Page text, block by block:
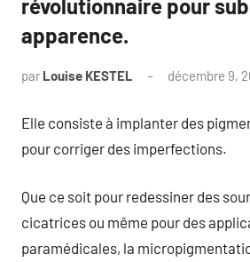
révolutionnaire pour
apparence.
par Louise KESTEL décembre 9,
Elle consiste à implanter des
pour corriger des imperfections.
Que ce soit pour redessiner des
cicatrices ou même pour des
paramédicales, la